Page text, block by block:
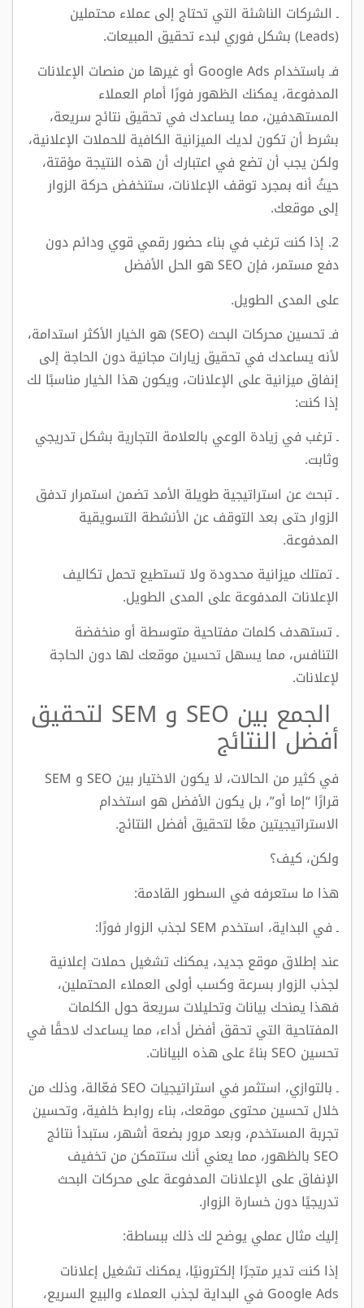
ـ الشركات الناشئة التي تحتاج إلى عملاء محتملين
(Leads) بشكل فوري لبدء تحقيق المبيعات.
فـ باستخدام Google Ads أو غيرها من منصات الإعلانات
المدفوعة، يمكنك الظهور فورًا أمام العملاء
المستهدفين، مما يساعدك في تحقيق نتائج سريعة،
بشرط أن تكون لديك الميزانية الكافية للحملات الإعلانية،
ولكن يجب أن تضع في اعتبارك أن هذه النتيجة مؤقتة،
حيثُ أنه بمجرد توقف الإعلانات، ستنخفض حركة الزوار
إلى موقعك.
2. إذا كنت ترغب في بناء حضور رقمي قوي ودائم دون
دفع مستمر، فإن SEO هو الحل الأفضل
على المدى الطويل.
فـ تحسين محركات البحث (SEO) هو الخيار الأكثر استدامة،
لأنه يساعدك في تحقيق زيارات مجانية دون الحاجة إلى
إنفاق ميزانية على الإعلانات، ويكون هذا الخيار مناسبًا لك
إذا كنت:
ـ ترغب في زيادة الوعي بالعلامة التجارية بشكل تدريجي
وثابت.
ـ تبحث عن استراتيجية طويلة الأمد تضمن استمرار تدفق
الزوار حتى بعد التوقف عن الأنشطة التسويقية
المدفوعة.
ـ تمتلك ميزانية محدودة ولا تستطيع تحمل تكاليف
الإعلانات المدفوعة على المدى الطويل.
ـ تستهدف كلمات مفتاحية متوسطة أو منخفضة
التنافس، مما يسهل تحسين موقعك لها دون الحاجة
لإعلانات.
الجمع بين SEO و SEM لتحقيق
أفضل النتائج
في كثير من الحالات، لا يكون الاختيار بين SEO و SEM
قرارًا “إما أو”، بل يكون الأفضل هو استخدام
الاستراتيجيتين معًا لتحقيق أفضل النتائج.
ولكن، كيف؟
هذا ما ستعرفه في السطور القادمة:
ـ في البداية، استخدم SEM لجذب الزوار فورًا:
عند إطلاق موقع جديد، يمكنك تشغيل حملات إعلانية
لجذب الزوار بسرعة وكسب أولى العملاء المحتملين،
فهذا يمنحك بيانات وتحليلات سريعة حول الكلمات
المفتاحية التي تحقق أفضل أداء، مما يساعدك لاحقًا في
تحسين SEO بناءً على هذه البيانات.
ـ بالتوازي، استثمر في استراتيجيات SEO فعّالة، وذلك من
خلال تحسين محتوى موقعك، بناء روابط خلفية، وتحسين
تجربة المستخدم، وبعد مرور بضعة أشهر، ستبدأ نتائج
SEO بالظهور، مما يعني أنك ستتمكن من تخفيف
الإنفاق على الإعلانات المدفوعة على محركات البحث
تدريجيًا دون خسارة الزوار.
إليك مثال عملي يوضح لك ذلك ببساطة:
إذا كنت تدير متجرًا إلكترونيًا، يمكنك تشغيل إعلانات
Google Ads في البداية لجذب العملاء والبيع السريع،